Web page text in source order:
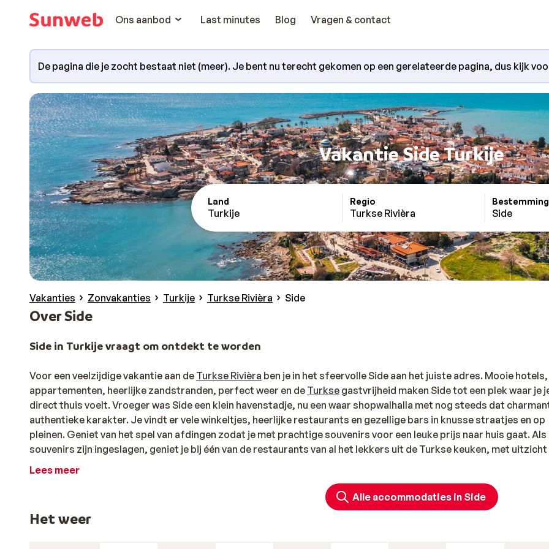
Ons aanbod
Last minutes Blog Vragen & contact
De pagina die je zocht bestaat niet (meer). Je bent nu terecht gekomen op een gerelateerde pagina, dus kijk
Vakantie Side Turkije
Land
Turkije
Regio
Turkse Rivièra
Bestemming
Side
Vakanties Zonvakanties Turkije Turkse Rivièra Side
Over Side
Side in Turkije vraagt om ontdekt te worden
Voor een veelzijdige vakantie aan de Turkse Rivièra ben je in het sfeervolle Side aan het juiste adres. Mooie hotels,
appartementen, heerlijke zandstranden, perfect weer en de Turkse gastvrijheid maken Side tot een plek waar je
direct thuis voelt. Vroeger was Side een klein havenstadje, nu een waar shopwalhalla met nog steeds dat
authentieke karakter. Je vindt er vele winkeltjes, heerlijke restaurants en gezellige bars in knusse straatjes en op
pleinen. Geniet van het spel van afdingen zodat je met prachtige souvenirs voor een leuke prijs naar huis gaat. Als
souvenirs zijn ingeslagen, geniet je bij één van de restaurants van al het lekkers uit de Turkse keuken, met uitzicht
de boulevard en zee. In de
Wie denkt aan vakantie in Turkije, denkt al snel aan een ontspannenall inclusive vakantie. Zo ook in Side. Geniet van
welverdiende vakantie en schuif aan voor de lekkerste maaltijden, geniet van onbeperkte snacks en drankjes en
Lees meer
Alle accommodaties in Side
Het weer